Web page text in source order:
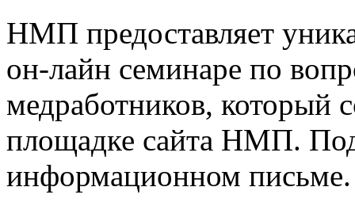
НМП предоставляет
он-лайн семинаре по
медработников, который
площадке сайта НМП.
информационном письме.